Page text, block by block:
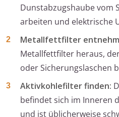
Dunstabzugshaube vom
arbeiten und elektrische
Metallfettfilter
Metallfettfilter heraus,
oder Sicherungslaschen
Aktivkohlefilter finden:
befindet sich im Inneren
und ist üblicherweise